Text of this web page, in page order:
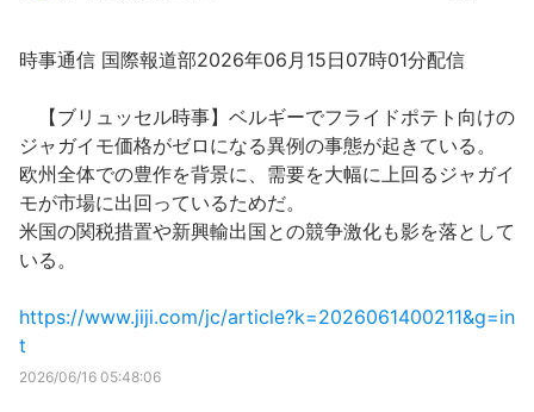
時事通信 国際報道部2026年06月15日07時01分配信
【ブリュッセル時事】ベルギーでフライドポテト向けの
ジャガイモ価格がゼロになる異例の事態が起きている。
欧州全体での豊作を背景に、需要を大幅に上回るジャガイ
モが市場に出回っているためだ。
米国の関税措置や新興輸出国との競争激化も影を落として
いる。
https://www.jiji.com/jc/article?k=2026061400211&g=in
t
2026/06/16 05:48:06